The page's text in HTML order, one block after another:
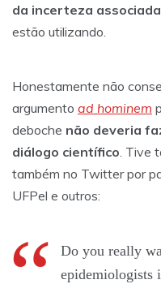
da incerteza
estão utilizando.
Honestamente não
argumento ad hominem
deboche não deveria
diálogo científico. Tive
também no Twitter por
UFPel e outros:
Do you really
epidemiologists